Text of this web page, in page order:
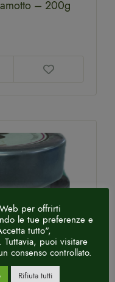
– 200g
per offrirti
le tue preferenze e
tutto",
Tuttavia, puoi visitare
consenso controllato.
Rifiuta tutti